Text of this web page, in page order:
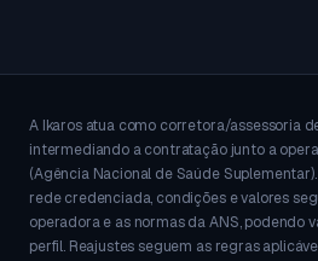
A Ikaros atua como corretora/assessoria
intermediando a contratação junto a
(Agência Nacional de Saúde
rede credenciada, condições e valores
operadora e as normas da ANS, podendo
perfil. Reajustes seguem as regras